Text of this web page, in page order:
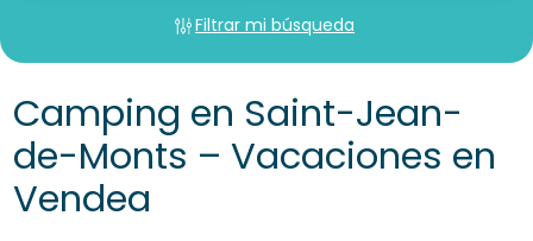
Filtrar mi búsqueda
Camping en Saint-Jean-
de-Monts – Vacaciones en
Vendea